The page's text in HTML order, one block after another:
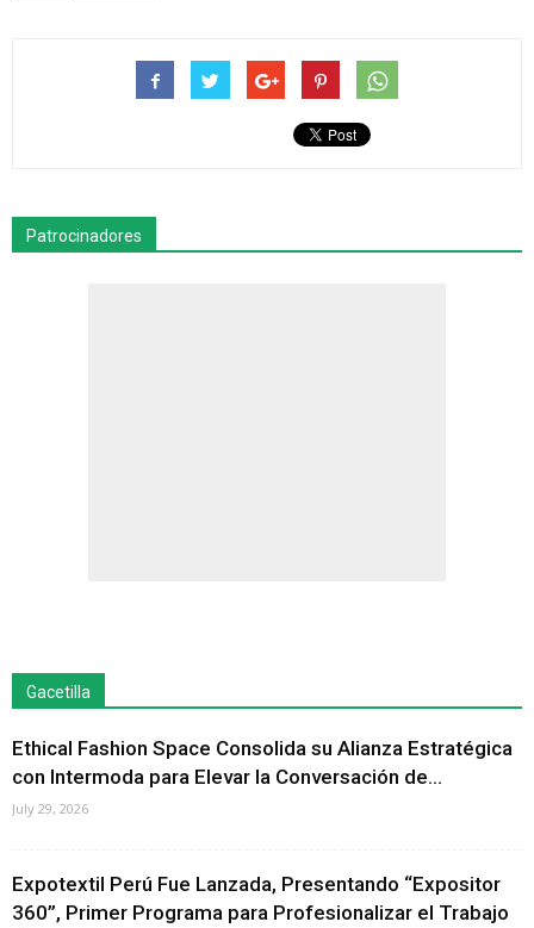
Patrocinadores
Gacetilla
Ethical Fashion Space Consolida su Alianza Estratégica
con Intermoda para Elevar la Conversación de...
July 29, 2026
Expotextil Perú Fue Lanzada, Presentando “Expositor
360”, Primer Programa para Profesionalizar el Trabajo